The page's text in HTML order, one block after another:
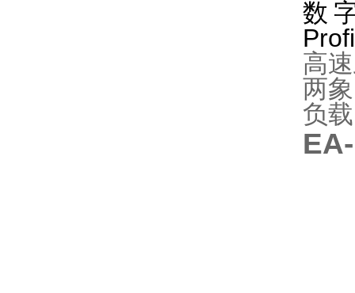
数
高
两
负